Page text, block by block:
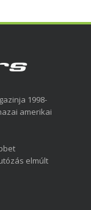
1998-
amerikai
elmúlt